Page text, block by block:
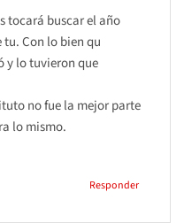
tocará buscar el año
Con lo bien qu
y lo tuvieron que
no fue la mejor parte
lo mismo.
Responder